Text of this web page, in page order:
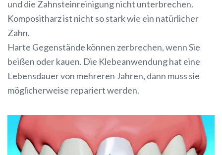
und die Zahnsteinreinigung nicht unterbrechen.
Kompositharz ist nicht so stark wie ein natürlicher
Zahn.
Harte Gegenstände können zerbrechen, wenn Sie
beißen oder kauen. Die Klebeanwendung hat eine
Lebensdauer von mehreren Jahren, dann muss sie
möglicherweise repariert werden.